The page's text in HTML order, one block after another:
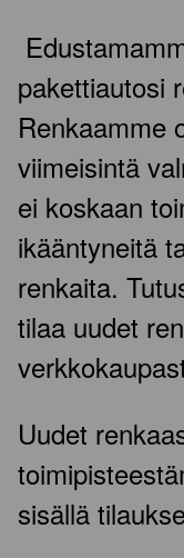
pakettiautosi
Renkaamme
viimeisintä
ei koskaan
ikääntyneitä
renkaita.
tilaa uudet
Uudet
sisällä